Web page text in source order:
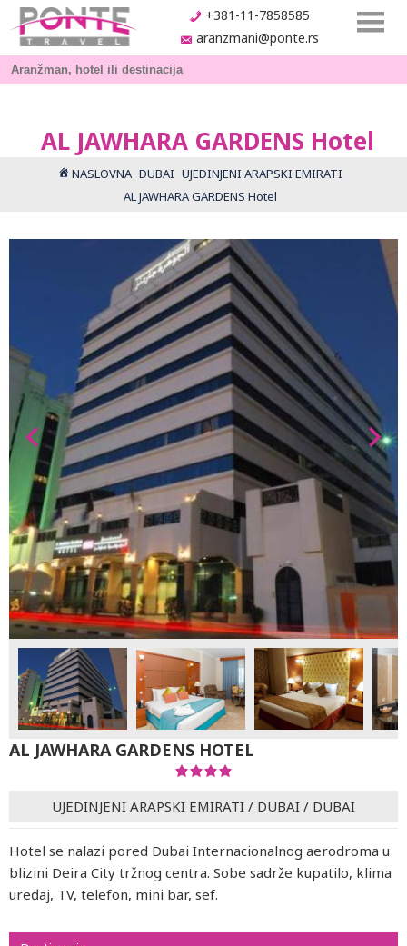
+381-11-7858585
aranzmani@ponte.rs
AL JAWHARA GARDENS Hotel
NASLOVNA DUBAI UJEDINJENI ARAPSKI EMIRATI
AL JAWHARA GARDENS Hotel
AL JAWHARA GARDENS HOTEL
UJEDINJENI ARAPSKI EMIRATI / DUBAI / DUBAI
Hotel se nalazi pored Dubai Internacionalnog aerodroma u
blizini Deira City tržnog centra. Sobe sadrže kupatilo, klima
uređaj, TV, telefon, mini bar, sef.